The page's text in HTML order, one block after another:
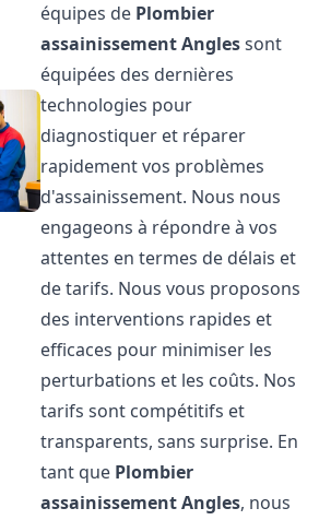
équipes de Plombier
assainissementAnglessont
équipées des dernières
technologies pour
diagnostiquer et réparer
rapidement vos problèmes
d'assainissement. Nous nous
engageons à répondre à vos
attentes en termes de délais et
de tarifs. Nous vous proposons
des interventions rapides et
efficaces pour minimiser les
perturbations et les coûts. Nos
tarifs sont compétitifs et
transparents, sans surprise. En
tant que Plombier
assainissementAngles, nous